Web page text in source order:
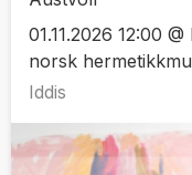
01.11.2026 12:00
norsk
Iddis